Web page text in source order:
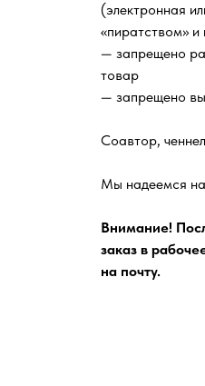
(электронная
«пиратством»
— запрещено
товар
— запрещено
Соавтор,
Мы надеемся
Внимание!
заказ в
на почту.